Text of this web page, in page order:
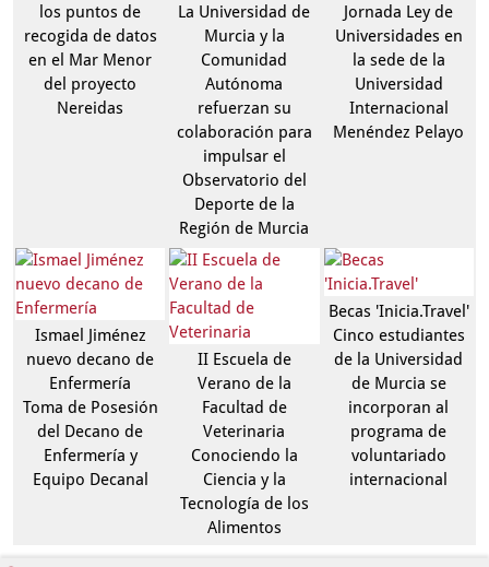
los puntos de
recogida de datos
en el Mar Menor
del proyecto
Nereidas
La Universidad de
Murcia y la
Comunidad
Autónoma
refuerzan su
colaboración para
impulsar el
Observatorio del
Deporte de la
Región de Murcia
Jornada Ley de
Universidades en
la sede de la
Universidad
Internacional
Menéndez Pelayo
Ismael Jiménez
nuevo decano de
Enfermería
Toma de Posesión
del Decano de
Enfermería y
Equipo Decanal
II Escuela de
Verano de la
Facultad de
Veterinaria
Conociendo la
Ciencia y la
Tecnología de los
Alimentos
Becas 'Inicia.Travel'
Cinco estudiantes
de la Universidad
de Murcia se
incorporan al
programa de
voluntariado
internacional